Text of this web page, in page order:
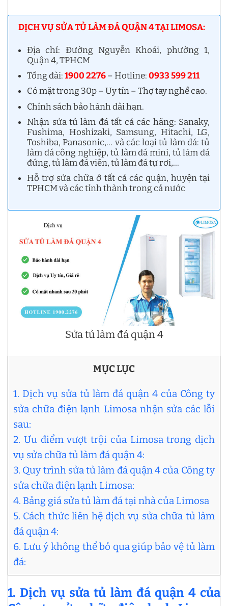
DỊCH VỤ SỬA TỦ LÀM ĐÁ QUẬN 4 TẠI LIMOSA:
Địa chỉ: Đường Nguyễn Khoái, phường 1,
Quận 4, TPHCM
Tổng đài:1900 2276– Hotline:0933 599 211
Có mặt trong 30p – Uy tín – Thợ tay nghề cao.
Chính sách bảo hành dài hạn.
Nhận sửa tủ làm đá tất cả các hãng: Sanaky,
Fushima, Hoshizaki, Samsung, Hitachi, LG,
Toshiba, Panasonic,… và các loại tủ làm đá: tủ
làm đá công nghiệp, tủ làm đá mini, tủ làm đá
đứng, tủ làm đá viên, tủ làm đá tự rơi,…
Hỗ trợ sửa chữa ở tất cả các quận, huyện tại
TPHCM và các tỉnh thành trong cả nước
Sửa tủ làm đá quận 4
MỤC LỤC
1. Dịch vụ sửa tủ làm đá quận 4 của Công ty
sửa chữa điện lạnh Limosa nhận sửa các lỗi
sau:
2. Ưu điểm vượt trội của Limosa trong dịch
vụ sửa chữa tủ làm đá quận 4:
3. Quy trình sửa tủ làm đá quận 4 của Công ty
sửa chữa điện lạnh Limosa:
4. Bảng giá sửa tủ làm đá tại nhà của Limosa
5. Cách thức liên hệ dịch vụ sửa chữa tủ làm
đá quận 4:
6. Lưu ý không thể bỏ qua giúp bảo vệ tủ làm
đá:
1. Dịch vụ sửa tủ làm đá quận 4 của